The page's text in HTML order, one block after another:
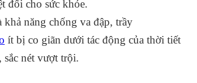
đối cho sức khỏe.
năng chống va đập, trầy
ít bị co giãn dưới tác động của thời tiết
nét vượt trội.